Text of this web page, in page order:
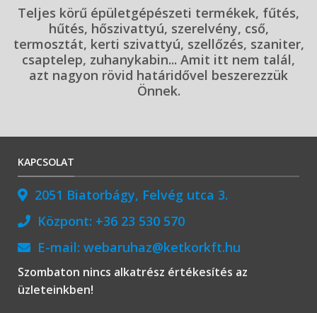
Teljes körű épületgépészeti termékek, fűtés,
hűtés, hőszivattyú, szerelvény, cső,
termosztát, kerti szivattyú, szellőzés, szaniter,
csaptelep, zuhanykabin... Amit itt nem talál,
azt nagyon rövid határidővel beszerezzük
Önnek.
KAPCSOLAT
2051 Biatorbágy, Felvég utca 3.
Központ: +36 23 530 570
E-mail: webaruhaz@ketkorkft.hu
Szombaton nincs alkatrész értékesítés az
üzleteinkben!